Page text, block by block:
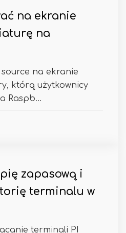
na ekranie
na
na ekranie
którą użytkownicy
Raspb...
zapasową i
terminalu w
terminali PI